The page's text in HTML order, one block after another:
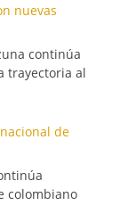
nuevas
continúa
trayectoria al
de
colombiano